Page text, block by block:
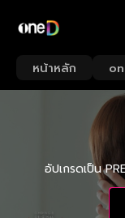
หน้าหลัก
อัปเกรดเป็น